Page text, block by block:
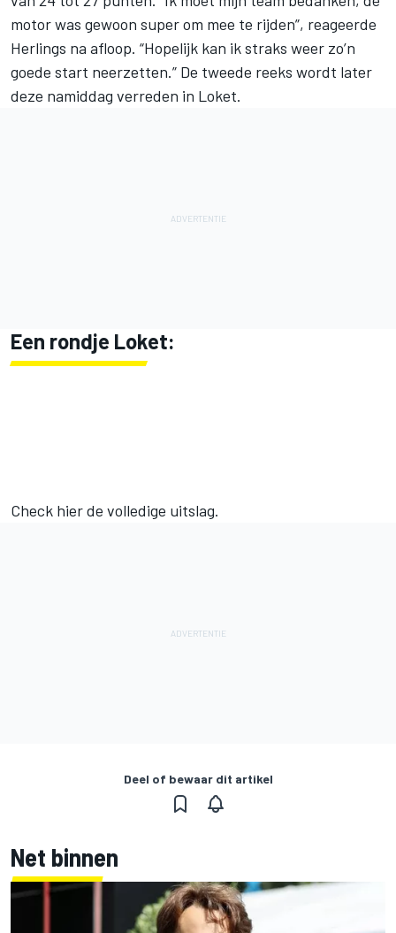
motor was gewoon super om mee te rijden”, reageerde
Herlings na afloop. “Hopelijk kan ik straks weer zo’n
goede start neerzetten.” De tweede reeks wordt later
deze namiddag verreden in Loket.
Een rondje Loket:
Check hier de volledige uitslag.
Deel of bewaar dit artikel
Net binnen